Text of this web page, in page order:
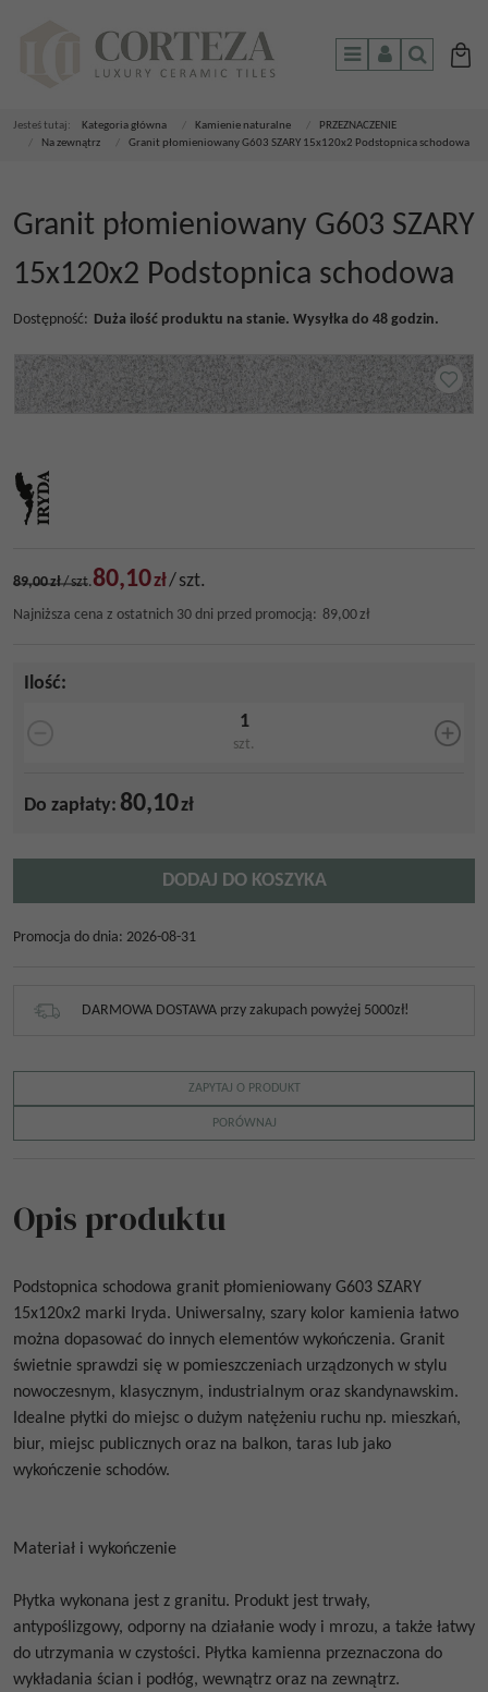
MenuPanelSzukaj
Jesteś tutaj: Kategoria główna Kamienie naturalne
PRZEZNACZENIE
Na zewnątrz Granit płomieniowany G603 SZARY 15x120x2 Podstopnica schodowa
Granit płomieniowany G603 SZARY
15x120x2 Podstopnica schodowa
Dostępność: Duża ilość produktu na stanie. Wysyłka do 48 godzin.
89,00zł/szt.80,10zł/szt.
Najniższa cena z ostatnich 30 dni przed promocją: 89,00zł
Ilość:
szt.
Do zapłaty: 80,10zł
DODAJ DO KOSZYKA
Promocja do dnia: 2026-08-31
DARMOWA DOSTAWA przy zakupach powyżej 5000zł!
ZAPYTAJ O PRODUKT
PORÓWNAJ
Opis produktu
Podstopnica schodowa granit płomieniowany G603 SZARY
15x120x2 marki Iryda. Uniwersalny, szary kolor kamienia łatwo
można dopasować do innych elementów wykończenia. Granit
świetnie sprawdzi się w pomieszczeniach urządzonych w stylu
nowoczesnym, klasycznym, industrialnym oraz skandynawskim.
Idealne płytki do miejsc o dużym natężeniu ruchu np. mieszkań,
biur, miejsc publicznych oraz na balkon, taras lub jako
wykończenie schodów.
Materiał i wykończenie
Płytka wykonana jest z granitu. Produkt jest trwały,
antypoślizgowy, odporny na działanie wody i mrozu, a także łatwy
do utrzymania w czystości. Płytka kamienna przeznaczona do
wykładania ścian i podłóg, wewnątrz oraz na zewnątrz.